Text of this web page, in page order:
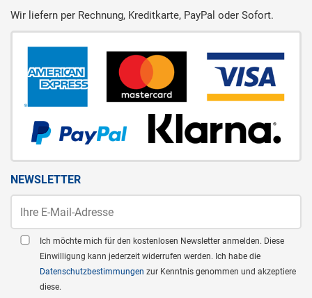
Wir liefern per Rechnung, Kreditkarte, PayPal oder Sofort.
NEWSLETTER
Ich möchte mich für den kostenlosen Newsletter anmelden. Diese
Einwilligung kann jederzeit widerrufen werden. Ich habe die
Datenschutzbestimmungen zur Kenntnis genommen und akzeptiere
diese.